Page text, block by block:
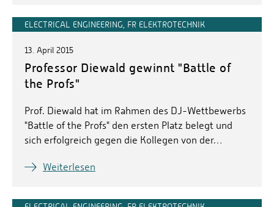
ELECTRICAL ENGINEERING, FR ELEKTROTECHNIK
13. April 2015
Professor Diewald gewinnt "Battle of
the Profs"
Prof. Diewald hat im Rahmen des DJ-Wettbewerbs
"Battle of the Profs" den ersten Platz belegt und
sich erfolgreich gegen die Kollegen von der…
Weiterlesen